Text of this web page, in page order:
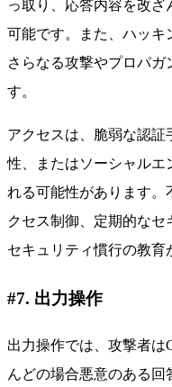
っ取り、応答内容を改
可能です。また、ハッキ
さらなる攻撃やプロパガ
す。
アクセスは、脆弱な認証
性、またはソーシャルエ
れる可能性があります。
クセス制御、定期的な
セキュリティ慣行の教育
#7. 出力操作
出力操作では、攻撃者は
んどの場合悪意のある